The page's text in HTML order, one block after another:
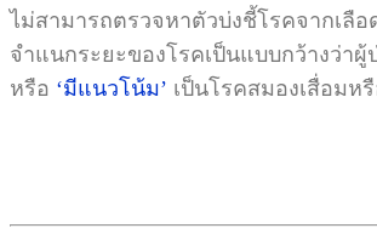
ไม่สามารถตรวจหาตัวบ่งชี้โรคจากเลื
จำแนกระยะของโรคเป็นแบบกว้างว่าผู้
หรือ ‘มีแนวโน้ม’ เป็นโรคสมองเสื่อมห